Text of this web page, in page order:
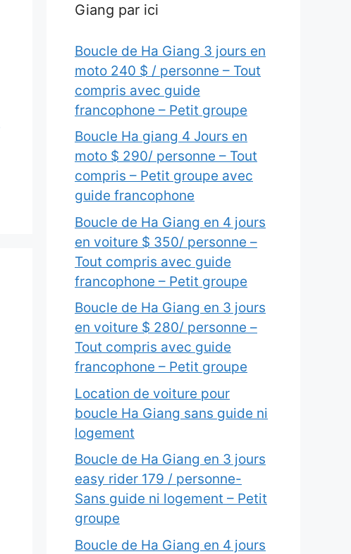
Giang par ici
Boucle de Ha Giang 3 jours en
moto 240 $ / personne – Tout
compris avec guide
francophone – Petit groupe
Boucle Ha giang 4 Jours en
moto $ 290/ personne – Tout
compris – Petit groupe avec
guide francophone
Boucle de Ha Giang en 4 jours
en voiture $ 350/ personne –
Tout compris avec guide
francophone – Petit groupe
Boucle de Ha Giang en 3 jours
en voiture $ 280/ personne –
Tout compris avec guide
francophone – Petit groupe
Location de voiture pour
boucle Ha Giang sans guide ni
logement
Boucle de Ha Giang en 3 jours
easy rider 179 / personne-
Sans guide ni logement – Petit
groupe
Boucle de Ha Giang en 4 jours